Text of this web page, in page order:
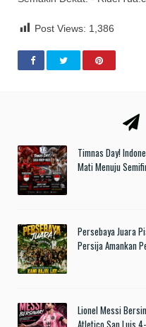
Post Views: 1,386
Timnas Day!
Mati Menuju
Persebaya Juara
Persija Amankan
Lionel Messi